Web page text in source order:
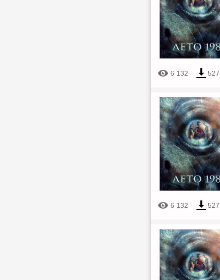
6 132 527
6 132 527